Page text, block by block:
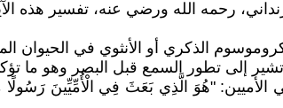
"هُوَ الَّذِي بَعَثَ فِي الْأُمِّيِّينَ رَسُولًا